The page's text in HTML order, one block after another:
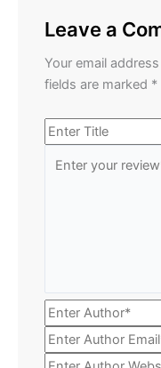
Leave a
Your email
fields are marked *